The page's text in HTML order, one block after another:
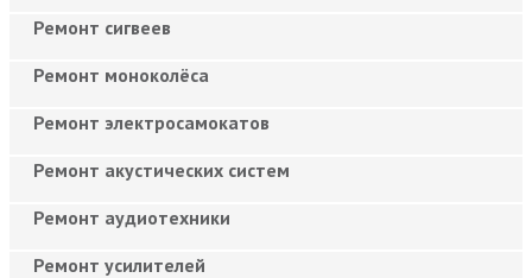
Ремонт сигвеев
Ремонт моноколёса
Ремонт электросамокатов
Ремонт акустических систем
Ремонт аудиотехники
Ремонт усилителей